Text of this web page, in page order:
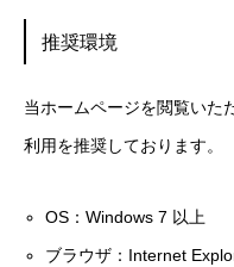
推奨環境
当ホームページを閲覧いた
利用を推奨しております。
OS：Windows 7 以上
ブラウザ：Internet